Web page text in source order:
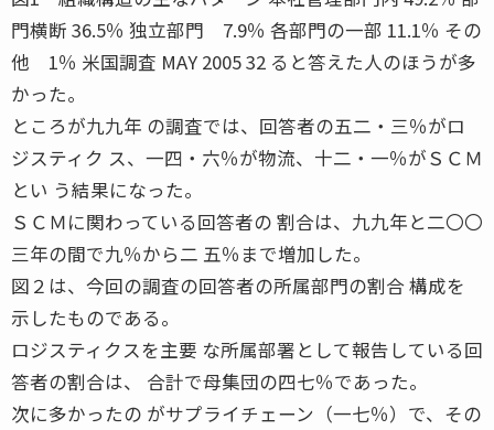
門横断 36.5％ 独立部門 7.9％ 各部門の一部 11.1％ その
他 1％ 米国調査 MAY 2005 32 ると答えた人のほうが多
かった。
ところが九九年 の調査では、回答者の五二・三％がロ
ジスティク ス、一四・六％が物流、十二・一％がＳＣＭ
とい う結果になった。
ＳＣＭに関わっている回答者の 割合は、九九年と二〇〇
三年の間で九％から二 五％まで増加した。
図２は、今回の調査の回答者の所属部門の割合 構成を
示したものである。
ロジスティクスを主要 な所属部署として報告している回
答者の割合は、 合計で母集団の四七％であった。
次に多かったの がサプライチェーン（一七％）で、その